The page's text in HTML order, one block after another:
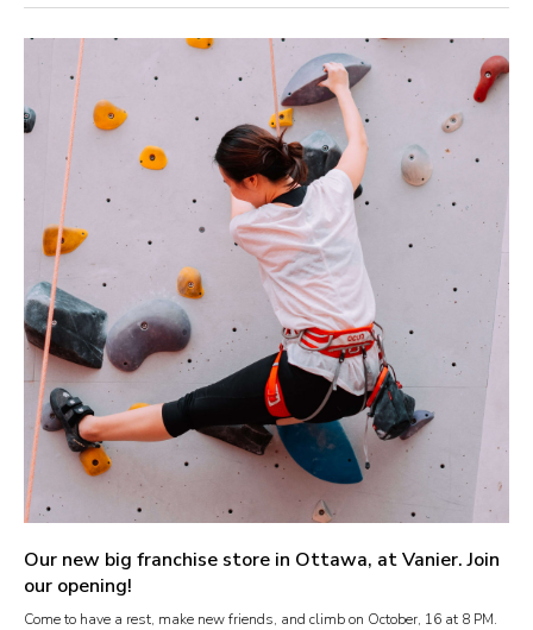
Our new big franchise store in Ottawa, at Vanier. Join
our opening!
Come to have a rest, make new friends, and climb on October, 16 at 8 PM.